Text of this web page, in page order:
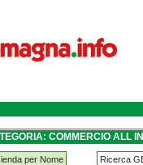
macchine-per-
COMMERCIO ALL
NE MONTI
per Nome Ricerca